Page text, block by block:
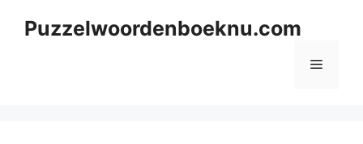
Puzzelwoordenboeknu.com
Menu